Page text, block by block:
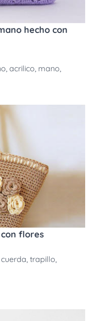
hecho con
, acrilico, mano,
flores
cuerda, trapillo,